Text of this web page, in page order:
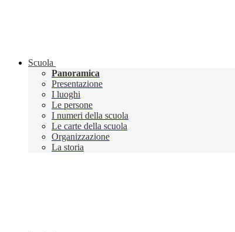
Scuola
Panoramica
Presentazione
I luoghi
Le persone
I numeri della scuola
Le carte della scuola
Organizzazione
La storia